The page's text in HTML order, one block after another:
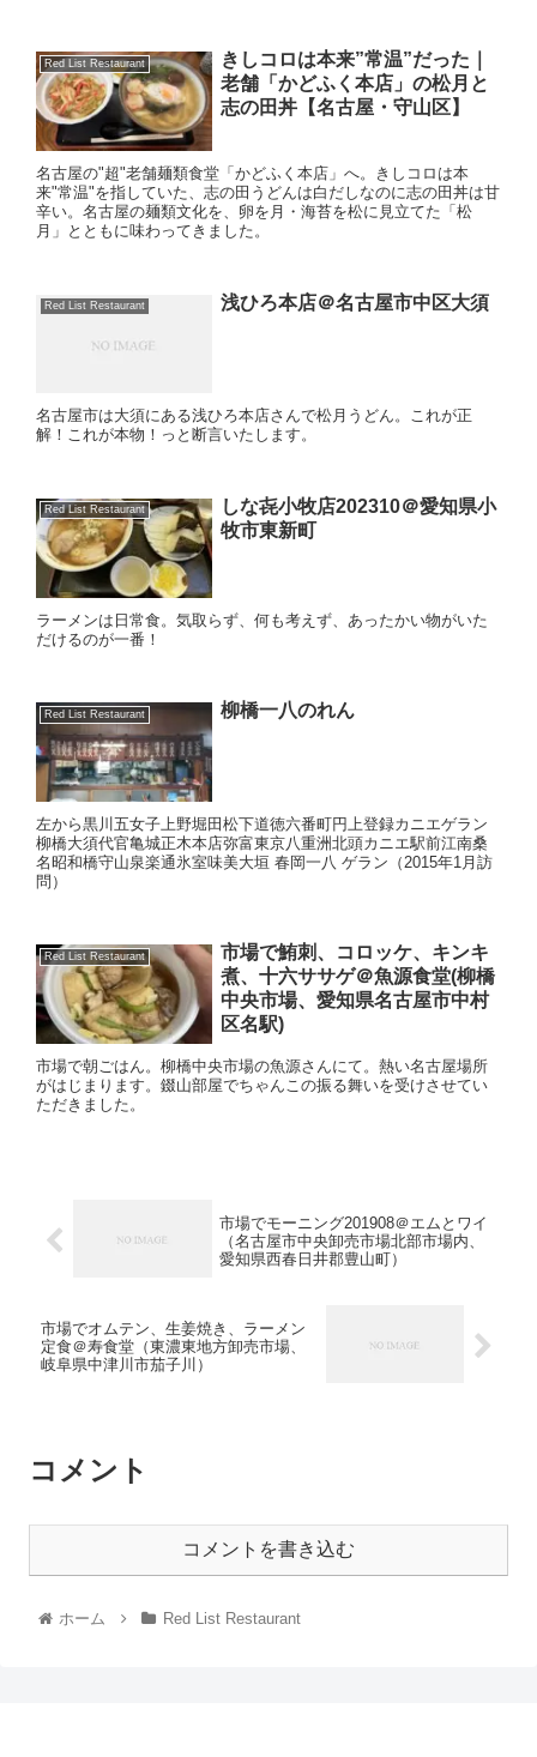
Red List Restaurant
きしコロは本来”常温”だった｜
老舗「かどふく本店」の松月と
志の田丼【名古屋・守山区】
名古屋の"超"老舗麺類食堂「かどふく本店」へ。きしコロは本
来"常温"を指していた、志の田うどんは白だしなのに志の田丼は甘
辛い。名古屋の麺類文化を、卵を月・海苔を松に見立てた「松
月」とともに味わってきました。
Red List Restaurant 浅ひろ本店＠名古屋市中区大須
名古屋市は大須にある浅ひろ本店さんで松月うどん。これが正
解！これが本物！っと断言いたします。
Red List Restaurant
しな㐂小牧店202310＠愛知県小
牧市東新町
ラーメンは日常食。気取らず、何も考えず、あったかい物がいた
だけるのが一番！
Red List Restaurant 柳橋一八のれん
左から黒川五女子上野堀田松下道徳六番町円上登録カニエゲラン
柳橋大須代官亀城正木本店弥富東京八重洲北頭カニエ駅前江南桑
名昭和橋守山泉楽通氷室味美大垣 春岡一八 ゲラン（2015年1月訪
問）
Red List Restaurant
市場で鮪刺、コロッケ、キンキ
煮、十六ササゲ＠魚源食堂(柳橋
中央市場、愛知県名古屋市中村
区名駅)
市場で朝ごはん。柳橋中央市場の魚源さんにて。熱い名古屋場所
がはじまります。錣山部屋でちゃんこの振る舞いを受けさせてい
ただきました。
市場でモーニング201908＠エムとワイ
（名古屋市中央卸売市場北部市場内、
愛知県西春日井郡豊山町）
市場でオムテン、生姜焼き、ラーメン
定食＠寿食堂（東濃東地方卸売市場、
岐阜県中津川市茄子川）
コメント
コメントを書き込む
ホーム Red List Restaurant